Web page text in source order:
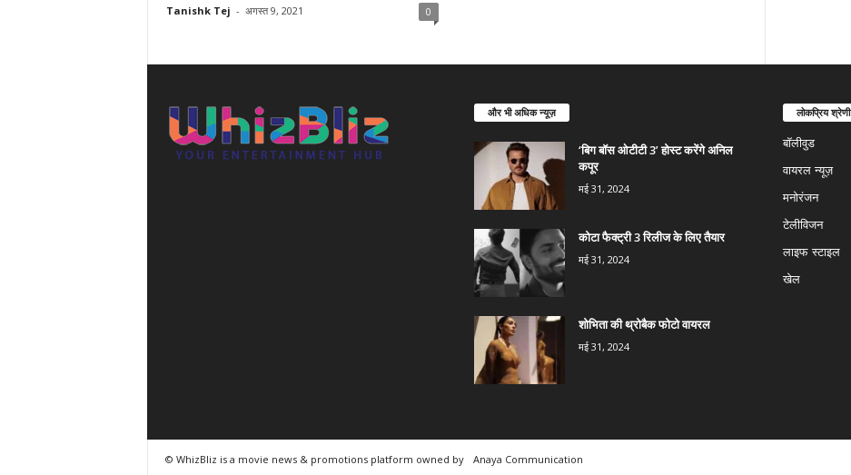
Tanishk Tej - अगस्त 9, 2021 0
और भी अधिक न्यूज़
‘बिग बॉस ओटीटी 3’ होस्ट करेंगे अनिल
कपूर
मई 31, 2024
कोटा फैक्ट्री 3 रिलीज के लिए तैयार
मई 31, 2024
शोभिता की थ्रोबैक फोटो वायरल
मई 31, 2024
लोकप्रिय श्रेणी
बॉलीवुड
वायरल न्यूज़
मनोरंजन
टेलीविजन
लाइफ स्टाइल
खेल
© WhizBliz is a movie news & promotions platform owned by
Anaya Communication